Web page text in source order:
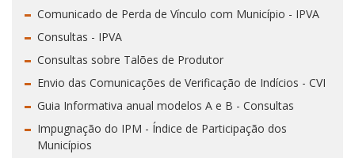
Comunicado de Perda de Vínculo com Município - IPVA
Consultas - IPVA
Consultas sobre Talões de Produtor
Envio das Comunicações de Verificação de Indícios - CVI
Guia Informativa anual modelos A e B - Consultas
Impugnação do IPM - Índice de Participação dos
Municípios